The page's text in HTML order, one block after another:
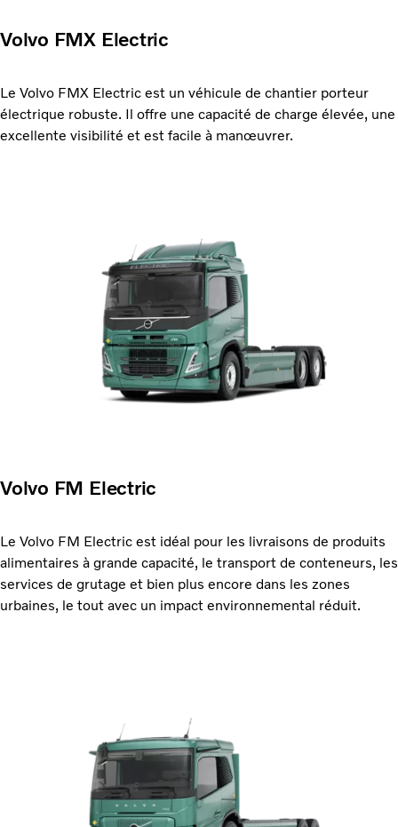
Volvo FMX Electric
Le Volvo FMX Electric est un véhicule de chantier porteur
électrique robuste. Il offre une capacité de charge élevée, une
excellente visibilité et est facile à manœuvrer.
Volvo FM Electric
Le Volvo FM Electric est idéal pour les livraisons de produits
alimentaires à grande capacité, le transport de conteneurs, les
services de grutage et bien plus encore dans les zones
urbaines, le tout avec un impact environnemental réduit.